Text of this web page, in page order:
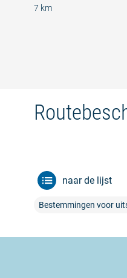
7 km
naar de lijst
Bestemmingen voor